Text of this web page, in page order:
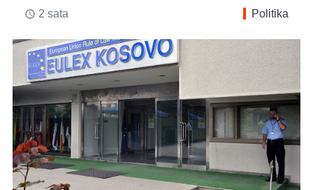
access_time 2 sata Politika